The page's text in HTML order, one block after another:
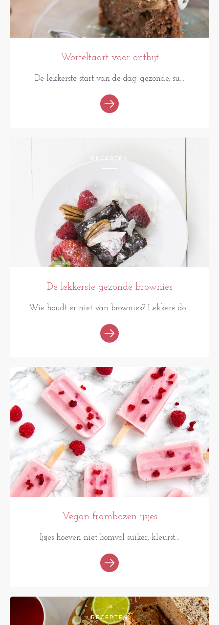
Worteltaart voor ontbijt
De lekkerste start van de dag: gezonde, su...
RECEPTEN
De lekkerste gezonde brownies
Wie houdt er niet van brownies? Lekkere do...
RECEPTEN
Vegan frambozen ijsjes
Ijsjes hoeven niet bomvol suiker, kleurst...
RECEPTEN